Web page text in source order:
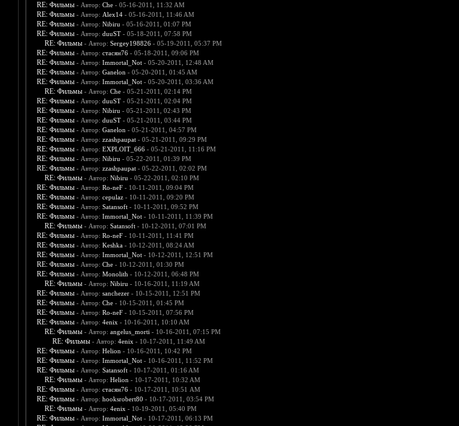
RE: Фильмы - Автор: Che- 05-16-2011, 11:32 AM
RE: Фильмы - Автор: Alex14- 05-16-2011, 11:46 AM
RE: Фильмы - Автор: Nibiru - 05-16-2011, 01:07 PM
RE: Фильмы - Автор: duuST- 05-18-2011, 07:58 PM
RE: Фильмы - Автор: Sergey198826- 05-19-2011, 05:37 PM
RE: Фильмы - Автор: стасян76- 05-18-2011, 09:06 PM
RE: Фильмы - Автор: Immortal_Not- 05-20-2011, 12:48 AM
RE: Фильмы - Автор: Ganelon - 05-20-2011, 01:45 AM
RE: Фильмы - Автор: Immortal_Not- 05-20-2011, 03:36 AM
RE: Фильмы - Автор: Che- 05-21-2011, 02:14 PM
RE: Фильмы - Автор: duuST- 05-21-2011, 02:04 PM
RE: Фильмы - Автор: Nibiru - 05-21-2011, 02:43 PM
RE: Фильмы - Автор: duuST- 05-21-2011, 03:44 PM
RE: Фильмы - Автор: Ganelon - 05-21-2011, 04:57 PM
RE: Фильмы - Автор: zzashpaupat- 05-21-2011, 09:29 PM
RE: Фильмы - Автор: EXPLOIT_666- 05-21-2011, 11:16 PM
RE: Фильмы - Автор: Nibiru - 05-22-2011, 01:39 PM
RE: Фильмы - Автор: zzashpaupat- 05-22-2011, 02:02 PM
RE: Фильмы - Автор: Nibiru - 05-22-2011, 02:10 PM
RE: Фильмы - Автор: Ro-neF- 10-11-2011, 09:04 PM
RE: Фильмы - Автор: cepulaz- 10-11-2011, 09:20 PM
RE: Фильмы - Автор: Satansoft- 10-11-2011, 09:52 PM
RE: Фильмы - Автор: Immortal_Not- 10-11-2011, 11:39 PM
RE: Фильмы - Автор: Satansoft- 10-12-2011, 07:01 PM
RE: Фильмы - Автор: Ro-neF- 10-11-2011, 11:41 PM
RE: Фильмы - Автор: Keshka- 10-12-2011, 08:24 AM
RE: Фильмы - Автор: Immortal_Not- 10-12-2011, 12:51 PM
RE: Фильмы - Автор: Che- 10-12-2011, 01:30 PM
RE: Фильмы - Автор: Monolith - 10-12-2011, 06:48 PM
RE: Фильмы - Автор: Nibiru - 10-16-2011, 11:19 AM
RE: Фильмы - Автор: sanchezer- 10-15-2011, 12:51 PM
RE: Фильмы - Автор: Che- 10-15-2011, 01:45 PM
RE: Фильмы - Автор: Ro-neF- 10-15-2011, 07:56 PM
RE: Фильмы - Автор: 4enix - 10-16-2011, 10:10 AM
RE: Фильмы - Автор: angelus_morti - 10-16-2011, 07:15 PM
RE: Фильмы - Автор: 4enix - 10-17-2011, 11:49 AM
RE: Фильмы - Автор: Helion - 10-16-2011, 10:42 PM
RE: Фильмы - Автор: Immortal_Not- 10-16-2011, 11:52 PM
RE: Фильмы - Автор: Satansoft- 10-17-2011, 01:16 AM
RE: Фильмы - Автор: Helion - 10-17-2011, 10:32 AM
RE: Фильмы - Автор: стасян76- 10-17-2011, 10:51 AM
RE: Фильмы - Автор: hooksrobert80 - 10-17-2011, 03:54 PM
RE: Фильмы - Автор: 4enix - 10-19-2011, 05:40 PM
RE: Фильмы - Автор: Immortal_Not- 10-17-2011, 06:13 PM